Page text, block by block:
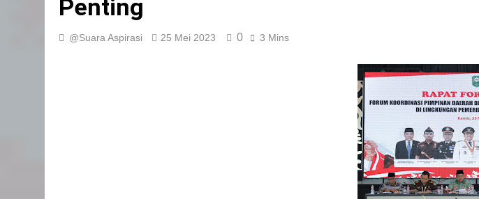
Penting
@Suara Aspirasi 25 Mei 2023 0 3 Mins